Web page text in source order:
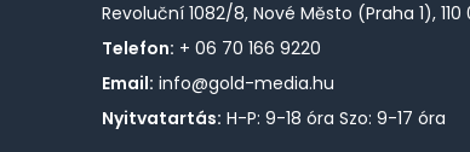
Revoluční 1082/8, Nové Město (Praha 1), 110
Telefon: + 06 70 166 9220
Email: info@gold-media.hu
Nyitvatartás: H-P: 9-18 óra Szo: 9-17 óra